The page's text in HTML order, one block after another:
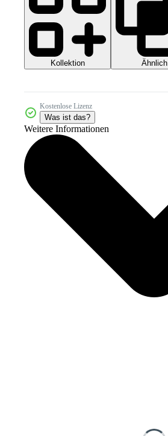
Kollektion Ähnlich
Kostenlose Lizenz
Was ist das?
Weitere Informationen